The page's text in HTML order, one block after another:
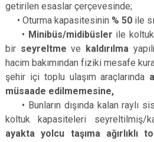
getirilen esaslar çerçevesinde;
• ­Oturma kapasitesinin % 50 ile
• Minibüs/midibüsler ile
bir seyreltme ve kaldırılma
hacim bakımından fiziki mesafe
şehir içi toplu ulaşım araçlarında
müsaade edilmemesine,
• Bunların dışında kalan raylı
koltuk kapasiteleri seyreltilmiş/
ayakta yolcu taşıma ağırlıklı